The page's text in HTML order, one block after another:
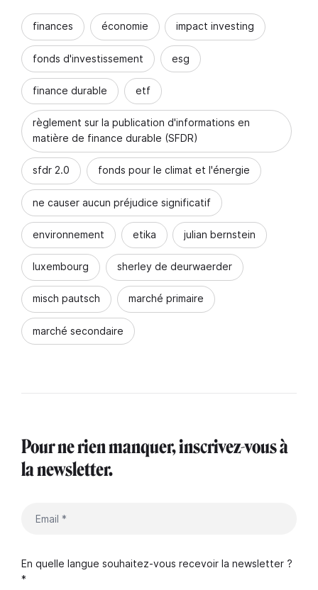
finances économie impact investing
fonds d'investissement esg
finance durable etf
règlement sur la publication d'informations en
matière de finance durable (SFDR)
sfdr 2.0 fonds pour le climat et l'énergie
ne causer aucun préjudice significatif
environnement etika julian bernstein
luxembourg sherley de deurwaerder
misch pautsch marché primaire
marché secondaire
Pour ne rien manquer, inscrivez-vous à
la newsletter.
En quelle langue souhaitez-vous recevoir la newsletter ?
*